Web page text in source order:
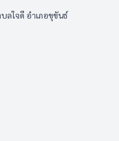
ลใจดี อำเภอขุขันธ์